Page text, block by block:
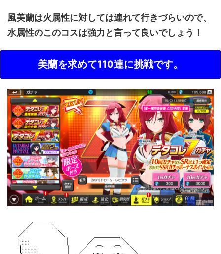
風美蘭は火属性に対しては連れて行きづらいので、
水属性のこのコスは強力と言って良いでしょう！
美蘭を求めて110連に挑戦です。